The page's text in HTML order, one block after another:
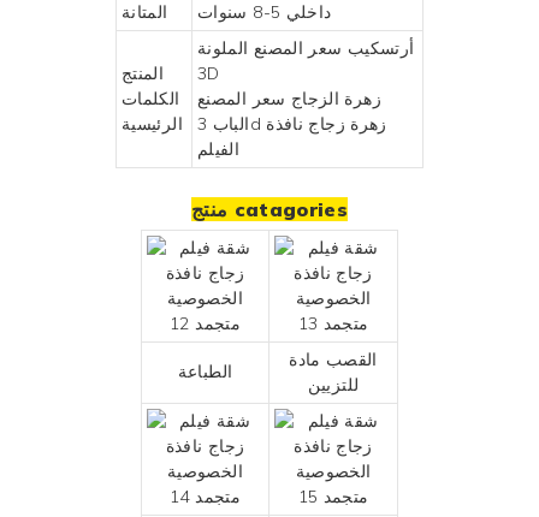
المتانة داخلي 5-8 سنوات
المنتج
الكلمات
الرئيسية
أرتسكيب سعر المصنع الملونة
3D
زهرة الزجاج سعر المصنع
الباب 3d زهرة زجاج نافذة
الفيلم
منتج catagories
الطباعة
القصب مادة
للتزيين